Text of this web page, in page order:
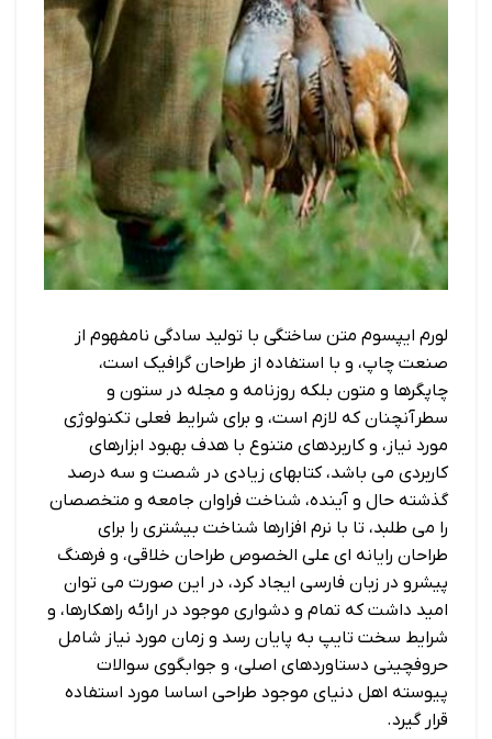
لورم ایپسوم متن ساختگی با تولید سادگی نامفهوم از
صنعت چاپ، و با استفاده از طراحان گرافیک است،
چاپگرها و متون بلکه روزنامه و مجله در ستون و
سطرآنچنان که لازم است، و برای شرایط فعلی تکنولوژی
مورد نیاز، و کاربردهای متنوع با هدف بهبود ابزارهای
کاربردی می باشد، کتابهای زیادی در شصت و سه درصد
گذشته حال و آینده، شناخت فراوان جامعه و متخصصان
را می طلبد، تا با نرم افزارها شناخت بیشتری را برای
طراحان رایانه ای علی الخصوص طراحان خلاقی، و فرهنگ
پیشرو در زبان فارسی ایجاد کرد، در این صورت می توان
امید داشت که تمام و دشواری موجود در ارائه راهکارها، و
شرایط سخت تایپ به پایان رسد و زمان مورد نیاز شامل
حروفچینی دستاوردهای اصلی، و جوابگوی سوالات
پیوسته اهل دنیای موجود طراحی اساسا مورد استفاده
قرار گیرد.